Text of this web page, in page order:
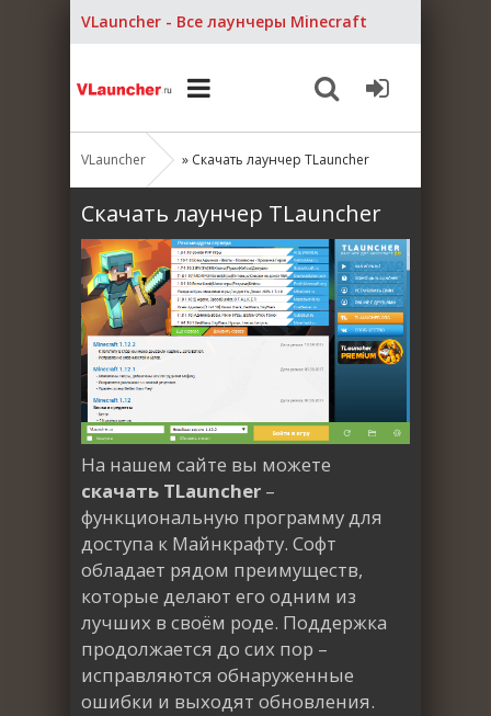
VLauncher - Все лаунчеры Minecraft
VLauncher » Скачать лаунчер TLauncher
Скачать лаунчер TLauncher
На нашем сайте вы можете
скачать TLauncher –
функциональную программу для
доступа к Майнкрафту. Софт
обладает рядом преимуществ,
которые делают его одним из
лучших в своём роде. Поддержка
продолжается до сих пор –
исправляются обнаруженные
ошибки и выходят обновления.